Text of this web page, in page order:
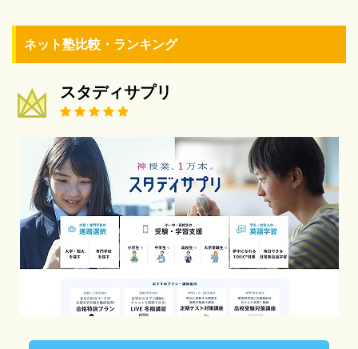
ネット塾比較・ランキング
スタディサプリ